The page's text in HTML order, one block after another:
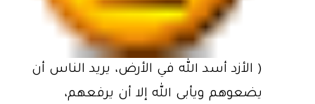
( الأزد أسد الله في الأرض، يريد الناس أن
يضعوهم ويأبى الله إلا أن يرفعهم،